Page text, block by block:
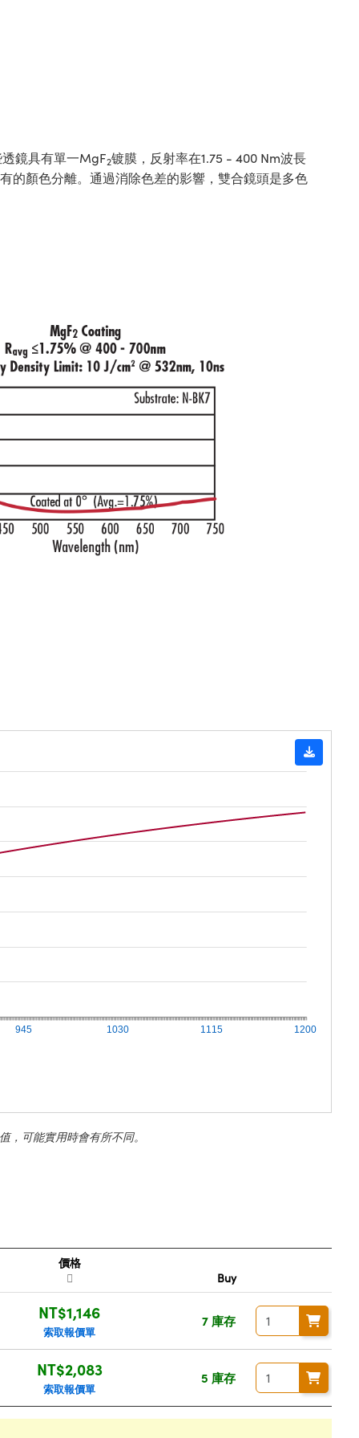
鏡具有單一MgF2镀膜，反射率在1.75 - 400 Nm波長
的顏色分離。通過消除色差的影響，雙合鏡頭是多色
945 1030 1115 1200
可能實用時會有所不同。
價格
Buy
NT$1,146
索取報價單
7 庫存
NT$2,083
索取報價單
5 庫存